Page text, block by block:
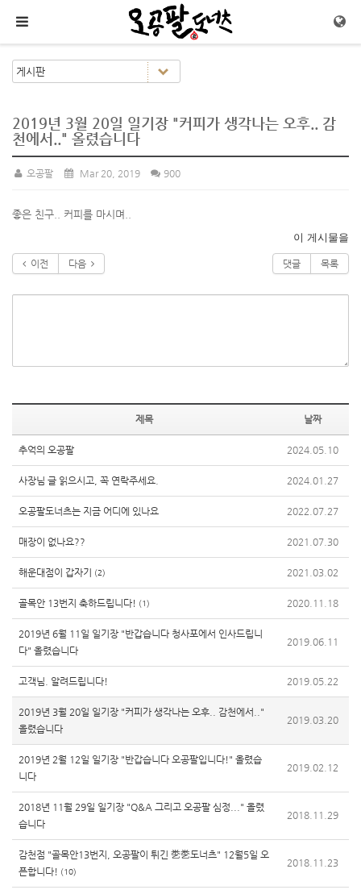
2019년 3월 20일 일기장 "커피가 생각나는 오후.. 감
천에서.." 올렸습니다
오공팔 Mar 20, 2019 900
좋은 친구.. 커피를 마시며..
이 게시물을
이전 다음 댓글 목록
제목 날짜
추억의 오공팔 2024.05.10
사장님 글 읽으시고, 꼭 연락주세요. 2024.01.27
오공팔도너츠는 지금 어디에 있나요 2022.07.27
매장이 없나요?? 2021.07.30
해운대점이 갑자기 (2) 2021.03.02
골목안 13번지 축하드립니다! (1) 2020.11.18
2019년 6월 11일 일기장 "반갑습니다 청사포에서 인사드립니
다" 올렸습니다
2019.06.11
고객님. 알려드립니다! 2019.05.22
2019년 3월 20일 일기장 "커피가 생각나는 오후.. 감천에서.."
올렸습니다
2019.03.20
2019년 2월 12일 일기장 "반갑습니다 오공팔입니다!" 올렸습
니다
2019.02.12
2018년 11월 29일 일기장 "Q&A 그리고 오공팔 심정..." 올렸
습니다
2018.11.29
감천점 "골목안13번지, 오공팔이 튀긴 㐘㐘도너츠" 12월5일 오
픈합니다! (10)
2018.11.23